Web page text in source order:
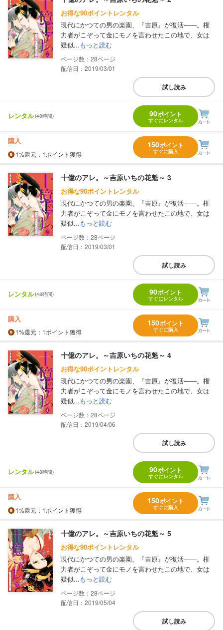
お得な90ポイントレンタル
現代にかつての男の楽園、『吉原』が復活――。権
力者がこぞって金にモノを言わせたこの地で、女は
疑似...もっと読む
28
配信日：2019/03/01
試し読み
レンタル(48時間) 90ポイント
すぐにレンタル
購入
1%還元 ：1ポイント獲得
150ポイント
すぐに購入
十億のアレ。～吉原いちの花魁～ 3
お得な90ポイントレンタル
現代にかつての男の楽園、『吉原』が復活――。権
力者がこぞって金にモノを言わせたこの地で、女は
疑似...もっと読む
28
配信日：2019/03/01
試し読み
レンタル(48時間) 90ポイント
すぐにレンタル
購入
1%還元 ：1ポイント獲得
150ポイント
すぐに購入
十億のアレ。～吉原いちの花魁～ 4
お得な90ポイントレンタル
現代にかつての男の楽園、『吉原』が復活――。権
力者がこぞって金にモノを言わせたこの地で、女は
疑似...もっと読む
28
配信日：2019/04/06
試し読み
レンタル(48時間) 90ポイント
すぐにレンタル
購入
1%還元 ：1ポイント獲得
150ポイント
すぐに購入
十億のアレ。～吉原いちの花魁～ 5
お得な90ポイントレンタル
現代にかつての男の楽園、『吉原』が復活――。権
力者がこぞって金にモノを言わせたこの地で、女は
疑似...もっと読む
28
配信日：2019/05/04
試し読み